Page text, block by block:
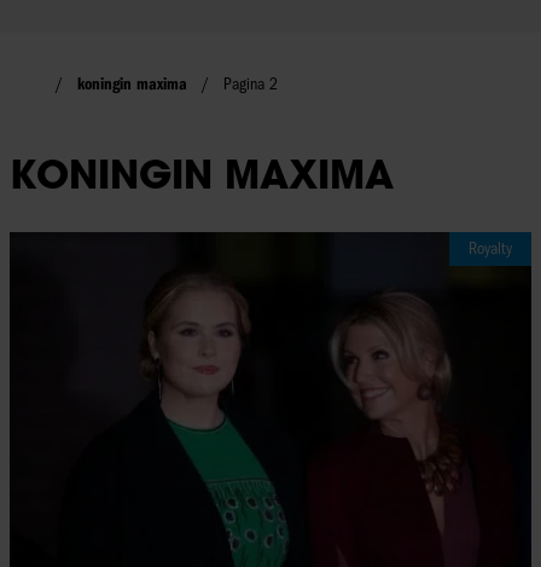
koningin maxima Pagina 2
KONINGIN MAXIMA
Royalty